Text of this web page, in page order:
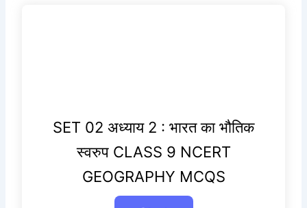
SET 02 अध्याय 2 : भारत का भौतिक
स्वरुप CLASS 9 NCERT
GEOGRAPHY MCQS